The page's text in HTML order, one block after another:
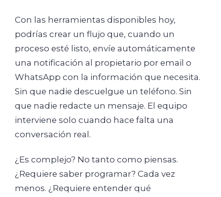
Con las herramientas disponibles hoy,
podrías crear un flujo que, cuando un
proceso esté listo, envíe automáticamente
una notificación al propietario por email o
WhatsApp con la información que necesita.
Sin que nadie descuelgue un teléfono. Sin
que nadie redacte un mensaje. El equipo
interviene solo cuando hace falta una
conversación real.
¿Es complejo? No tanto como piensas.
¿Requiere saber programar? Cada vez
menos. ¿Requiere entender qué